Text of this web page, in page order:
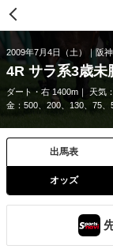
2009年7月4日（土） 阪神
4R サラ系3歳未
ダート・右 1400m 天気：
金：500、200、130、75、
出馬表
オッズ